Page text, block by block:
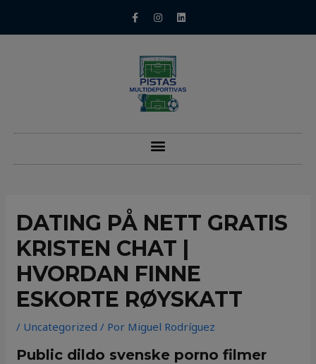
DATING PÅ NETT GRATIS
KRISTEN CHAT |
HVORDAN FINNE
ESKORTE RØYSKATT
/ Uncategorized / Por Miguel Rodríguez
Public dildo svenske porno filmer